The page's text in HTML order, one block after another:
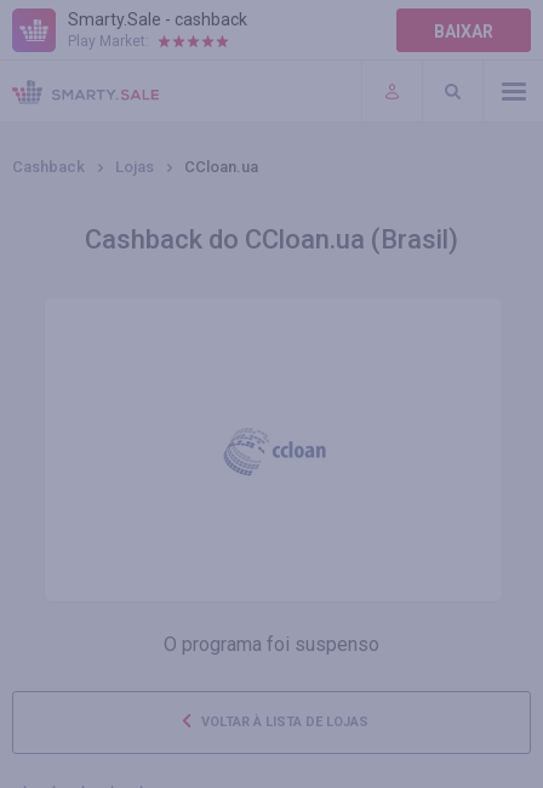
Smarty.Sale - cashback
Play Market: BAIXAR
AJUDA
TERMOS DE USO
Cashback Lojas CCloan.ua
Cashback do CCloan.ua (Brasil)
O programa foi suspenso
VOLTAR À LISTA DE LOJAS